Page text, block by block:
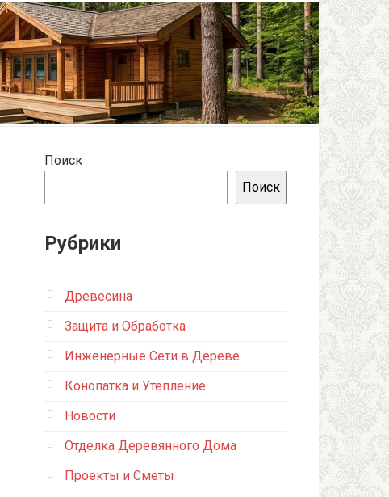
Поиск
Поиск
Рубрики
Древесина
Защита и Обработка
Инженерные Сети в Дереве
Конопатка и Утепление
Новости
Отделка Деревянного Дома
Проекты и Сметы